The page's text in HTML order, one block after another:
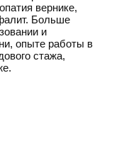
вернике,
Больше
и
опыте работы в
стажа,